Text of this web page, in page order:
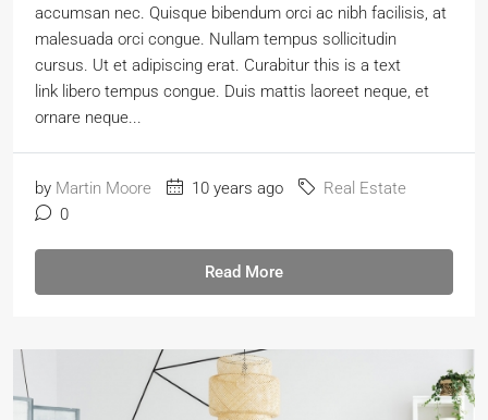
accumsan nec. Quisque bibendum orci ac nibh facilisis, at
malesuada orci congue. Nullam tempus sollicitudin
cursus. Ut et adipiscing erat. Curabitur this is a text
link libero tempus congue. Duis mattis laoreet neque, et
ornare neque...
by Martin Moore 10 years ago
Real Estate
0
Read More